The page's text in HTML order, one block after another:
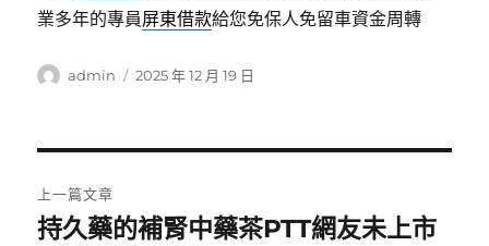
業多年的專員屏東借款給您免保人免留車資金周轉
作
admin
發
2025 年 12 月 19 日
章
上一篇文章
上
持久藥的補腎中藥茶PTT網友未上市